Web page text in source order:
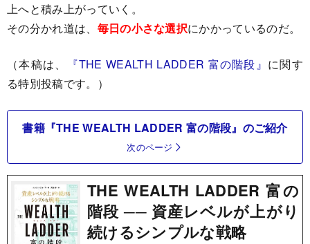
上へと積み上がっていく。
その分かれ道は、 毎日の小さな選択にかかっているのだ。
（本稿は、 『THE WEALTH LADDER 富の階段』 に関す
る特別投稿です。）
書籍『THE WEALTH LADDER 富の階段』のご紹介
次のページ
THE WEALTH LADDER 富の
階段 ── 資産レベルが上がり
続けるシンプルな戦略